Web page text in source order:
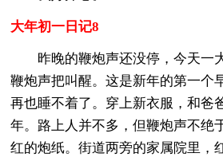
大年初一日记8
昨晚的鞭炮声还没停，今天一
鞭炮声把叫醒。这是新年的第一个
再也睡不着了。穿上新衣服，和爸
年。路上人并不多，但鞭炮声不绝
红的炮纸。街道两旁的家属院里，